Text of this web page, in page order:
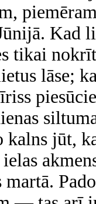
Kad
tikai
lāse;
kalns jūt,
martā.